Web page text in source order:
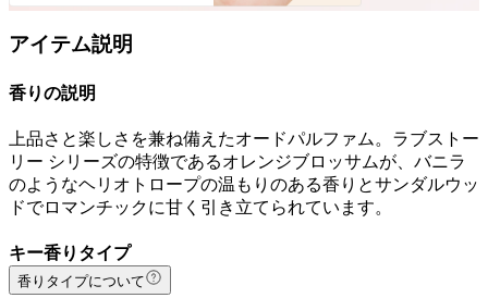
アイテム説明
香りの説明
上品さと楽しさを兼ね備えたオードパルファム。ラブストー
リー シリーズの特徴であるオレンジブロッサムが、バニラ
のようなヘリオトロープの温もりのある香りとサンダルウッ
ドでロマンチックに甘く引き立てられています。
キー香りタイプ
香りタイプについて